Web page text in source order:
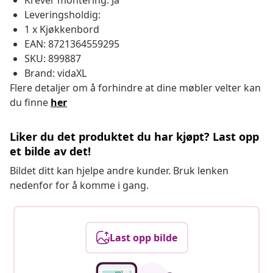
Leveringsholdig:
1 x Kjøkkenbord
EAN: 8721364559295
SKU: 899887
Brand: vidaXL
Flere detaljer om å forhindre at dine møbler velter kan
du finne her
Liker du det produktet du har kjøpt? Last opp
et bilde av det!
Bildet ditt kan hjelpe andre kunder. Bruk lenken
nedenfor for å komme i gang.
Last opp bilde